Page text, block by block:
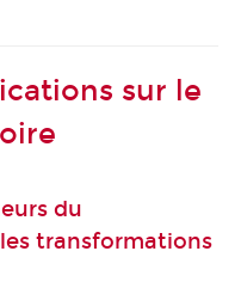
sur le
du
transformations